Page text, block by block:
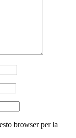
browser per la